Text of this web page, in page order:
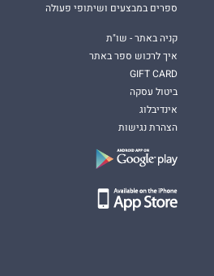
ספרים במבצעים ושיתופי פעולה
קניה באתר - שו"ת
איך לרכוש ספר באתר
GIFT CARD
ביטול עסקה
אינדיבלוג
הצהרת נגישות